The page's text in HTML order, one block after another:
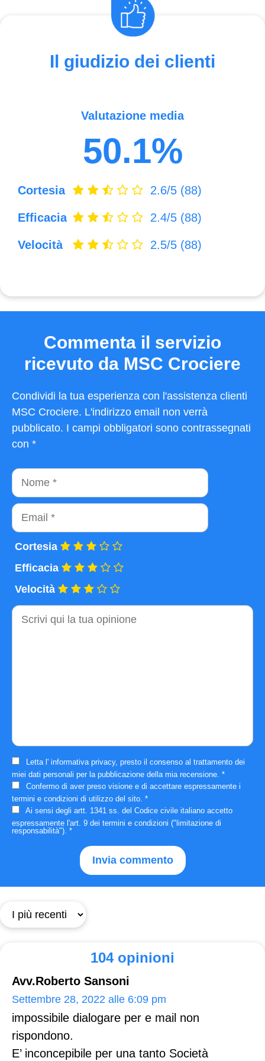
Il giudizio dei clienti
Valutazione media
50.1%
Cortesia 2.6/5 (88)
Efficacia 2.4/5 (88)
Velocità 2.5/5 (88)
Commenta il servizio
ricevuto da MSC Crociere
Condividi la tua esperienza con l'assistenza clienti
MSC Crociere. L'indirizzo email non verrà
pubblicato. I campi obbligatori sono contrassegnati
con *
Nome
Email
Cortesia
Efficacia
Velocità
Commento
Letta l' informativa privacy, presto il consenso al trattamento dei
miei dati personali per la pubblicazione della mia recensione. *
Confermo di aver preso visione e di accettare espressamente i
termini e condizioni di utilizzo del sito. *
Ai sensi degli artt. 1341 ss. del Codice civile italiano accetto
espressamente l'art. 9 dei termini e condizioni ("limitazione di
responsabilità"). *
104 opinioni
Avv.Roberto Sansoni
Settembre 28, 2022 alle 6:09 pm
impossibile dialogare per e mail non
rispondono.
E’ inconcepibile per una tanto Società